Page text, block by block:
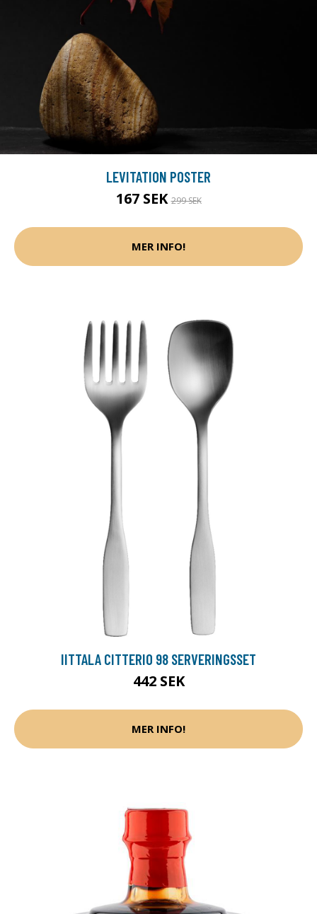
LEVITATION POSTER
167 SEK299 SEK
MER INFO!
IITTALA CITTERIO 98 SERVERINGSSET
442 SEK
MER INFO!